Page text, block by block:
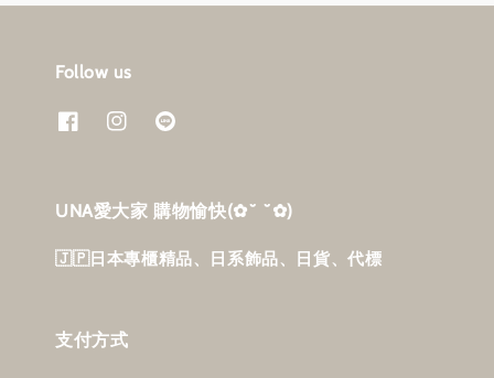
Follow us
UNA愛大家 購物愉快‎(✿˘ ˘✿)
🇯🇵日本專櫃精品、日系飾品、日貨、代標
支付方式